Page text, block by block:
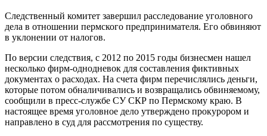
Следственный комитет завершил расследование уголовного
дела в отношении пермского предпринимателя. Его обвиняют
в уклонении от налогов.
По версии следствия, с 2012 по 2015 годы бизнесмен нашел
несколько фирм-однодневок для составления фиктивных
документах о расходах. На счета фирм перечислялись деньги,
которые потом обналичивались и возвращались обвиняемому,
сообщили в пресс-службе СУ СКР по Пермскому краю. В
настоящее время уголовное дело утверждено прокурором и
направлено в суд для рассмотрения по существу.